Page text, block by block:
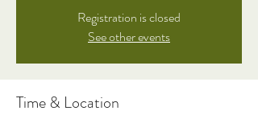
Registration is closed
See other events
Time & Location